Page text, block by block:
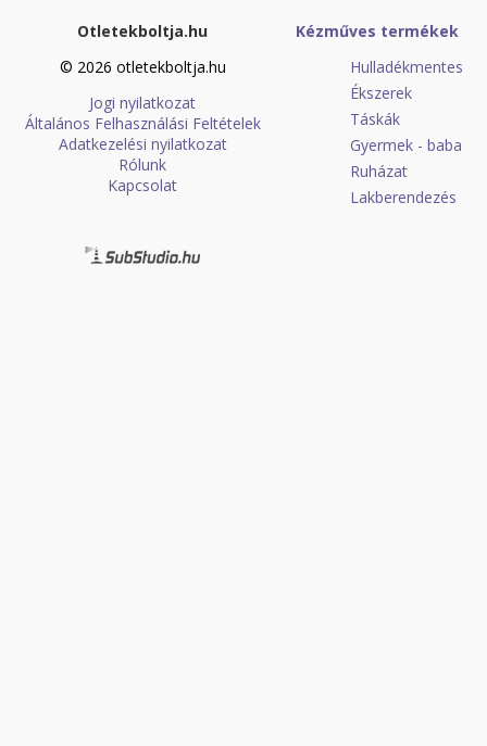
Otletekboltja.hu
© 2026 otletekboltja.hu
Jogi nyilatkozat
Általános Felhasználási Feltételek
Adatkezelési nyilatkozat
Rólunk
Kapcsolat
Kézműves termékek
Hulladékmentes
Ékszerek
Táskák
Gyermek - baba
Ruházat
Lakberendezés